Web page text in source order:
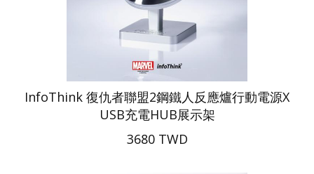
InfoThink 復仇者聯盟2鋼鐵人反應爐行動電源X
USB充電HUB展示架
3680 TWD